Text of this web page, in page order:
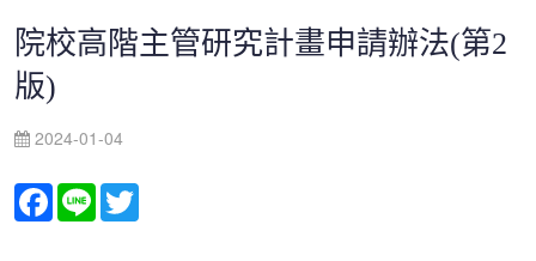
院校高階主管研究計畫申請辦法(第2
版)
2024-01-04
Facebook
Line